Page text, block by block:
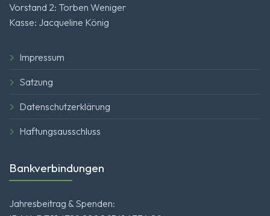
Vorstand 2: Torben Weniger
Kasse: Jacqueline König
Impressum
Satzung
Datenschutzerklärung
Haftungsausschluss
Bankverbindungen
Jahresbeitrag & Spenden: